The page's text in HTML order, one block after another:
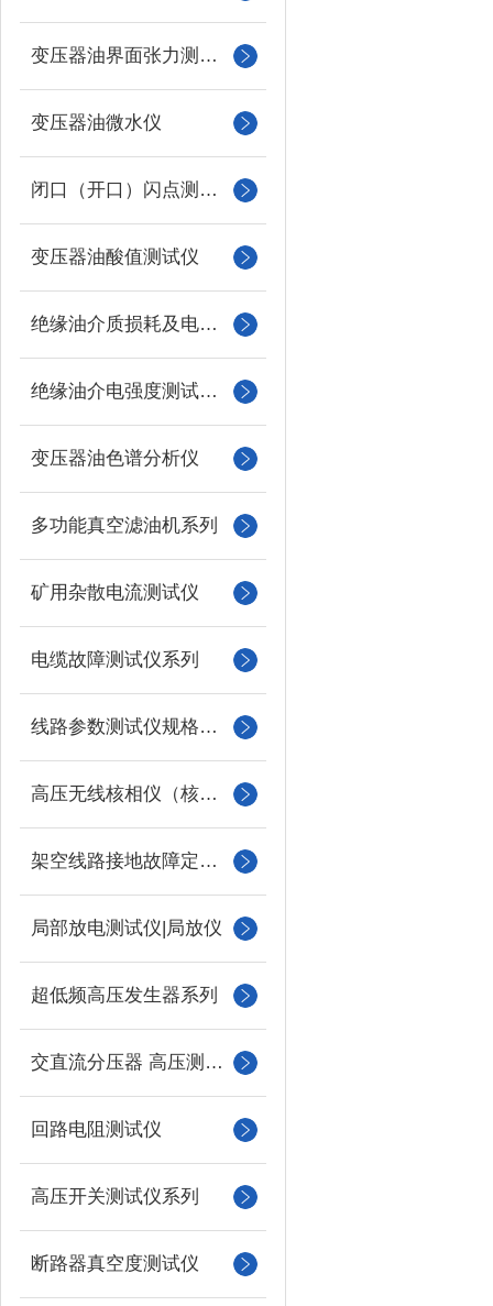
变压器油界面张力测试仪
变压器油微水仪
闭口（开口）闪点测定仪
变压器油酸值测试仪
绝缘油介质损耗及电阻率测试仪
绝缘油介电强度测试仪系列
变压器油色谱分析仪
多功能真空滤油机系列
矿用杂散电流测试仪
电缆故障测试仪系列
线路参数测试仪规格型号
高压无线核相仪（核相器）
架空线路接地故障定位仪
局部放电测试仪|局放仪
超低频高压发生器系列
交直流分压器 高压测量仪
回路电阻测试仪
高压开关测试仪系列
断路器真空度测试仪